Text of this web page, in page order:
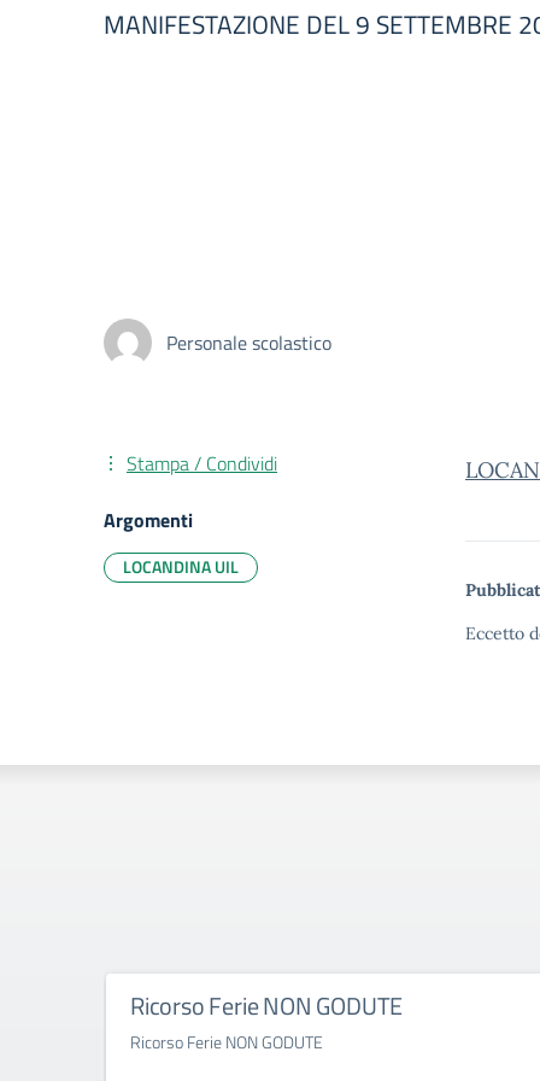
MANIFESTAZIONE DEL 9 SETTEMBRE
Personale scolastico
Eccetto
Stampa / Condividi
Argomenti
LOCANDINA UIL
Ricorso Ferie NON GODUTE
Ricorso Ferie NON GODUTE